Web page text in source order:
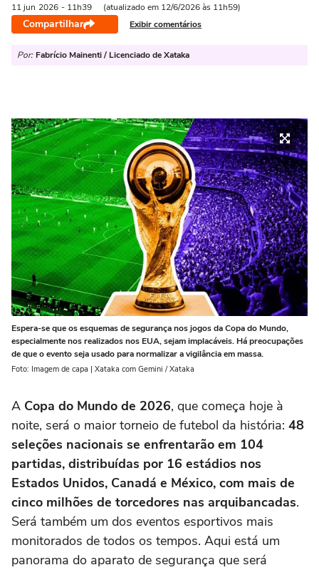
11 jun 2026 - 11h39 (atualizado em 12/6/2026 às 11h59)
Compartilhar Exibir comentários
Por: Fabrício Mainenti / Licenciado de Xataka
Espera-se que os esquemas de segurança nos jogos da Copa do Mundo,
especialmente nos realizados nos EUA, sejam implacáveis. Há preocupações
de que o evento seja usado para normalizar a vigilância em massa.
Foto: Imagem de capa | Xataka com Gemini / Xataka
A Copa do Mundo de 2026, que começa hoje à
noite, será o maior torneio de futebol da história: 48
seleções nacionais se enfrentarão em 104
partidas, distribuídas por 16 estádios nos
Estados Unidos, Canadá e México, com mais de
cinco milhões de torcedores nas arquibancadas.
Será também um dos eventos esportivos mais
monitorados de todos os tempos. Aqui está um
panorama do aparato de segurança que será